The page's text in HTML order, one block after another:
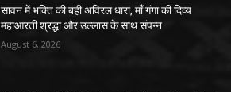
सावन में भक्ति की बही अविरल धारा, माँ गंगा की दिव्य
महाआरती श्रद्धा और उल्लास के साथ संपन्न
August 6, 2026